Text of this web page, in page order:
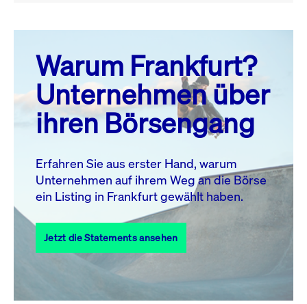
August 26
MO. DI. MI. DO. FR. SA. SO.
1
2
3
4 5 6 7 8
10 11 13 14
17
18 19 20 21 22
23
27 28
31
Alle Events
Warum Frankfurt?
Unternehmen über
ihren Börsengang
Erfahren Sie aus erster Hand, warum
Unternehmen auf ihrem Weg an die Börse
ein Listing in Frankfurt gewählt haben.
Jetzt die Statements ansehen